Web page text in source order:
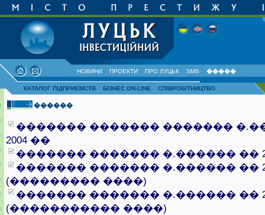
НОВИНИ ПРОЕКТИ ПРО ЛУЦЬК SMS �����
КАТАЛОГ ПІДПРИЄМСТВ БІЗНЕС ON-LINE СПІВРОБІТНИЦТВО
������
������� ������� �������
2004 ��
������� ������� �.������ ��
������� ������� �.������ ��
(��������� ����)
������� ������� �.������ ��
(����������� ����)